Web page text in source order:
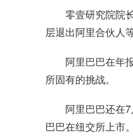
零壹研究院院
层退出阿里合伙人
阿里巴巴在年
所固有的挑战。
阿里巴巴还在
巴巴在纽交所上市